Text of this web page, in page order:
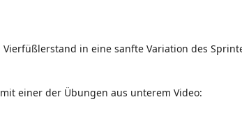
in eine sanfte Variation des
einer der Übungen aus unterem Video: